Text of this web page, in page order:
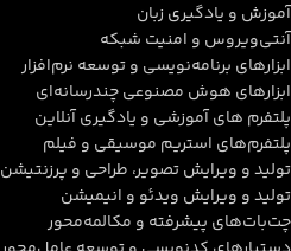
آموزش و یادگیری زبان
آنتی‌ویروس و امنیت شبکه
ابزارهای برنامه‌نویسی و توسعه نرم‌افزار
ابزارهای هوش مصنوعی چندرسانه‌ای
پلتفرم های آموزشی و یادگیری آنلاین
پلتفرم‌های استریم موسیقی و فیلم
تولید و ویرایش تصویر، طراحی و پرزنتیشن
تولید و ویرایش ویدئو و انیمیشن
چت‌بات‌های پیشرفته و مکالمه‌محور